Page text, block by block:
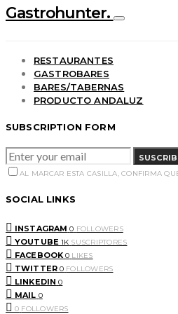
Gastrohunter.
RESTAURANTES
GASTROBARES
BARES/TABERNAS
PRODUCTO ANDALUZ
SUBSCRIPTION FORM
AL MARCAR ESTA CASILLA, CONFIRMA
SOCIAL LINKS
INSTAGRAM 0 FOLLOWERS
YOUTUBE 1K SUSCRIPTORES
FACEBOOK 0 LIKES
TWITTER 0 FOLLOWERS
LINKEDIN 0
MAIL 0
0 FOLLOWERS